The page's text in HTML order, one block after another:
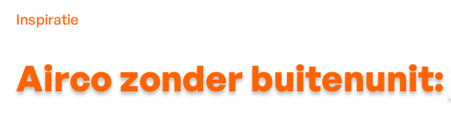
Inspiratie
Airco zonder buitenunit: